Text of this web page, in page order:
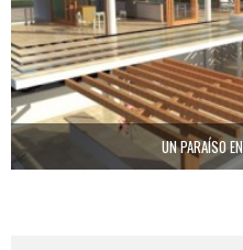
UN PARAÍSO